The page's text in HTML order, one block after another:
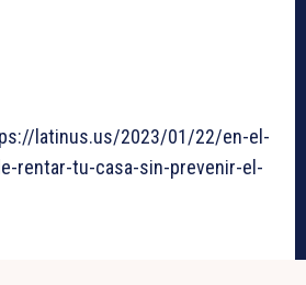
latinus.us/2023/01/22/en-el-
rentar-tu-casa-sin-prevenir-el-